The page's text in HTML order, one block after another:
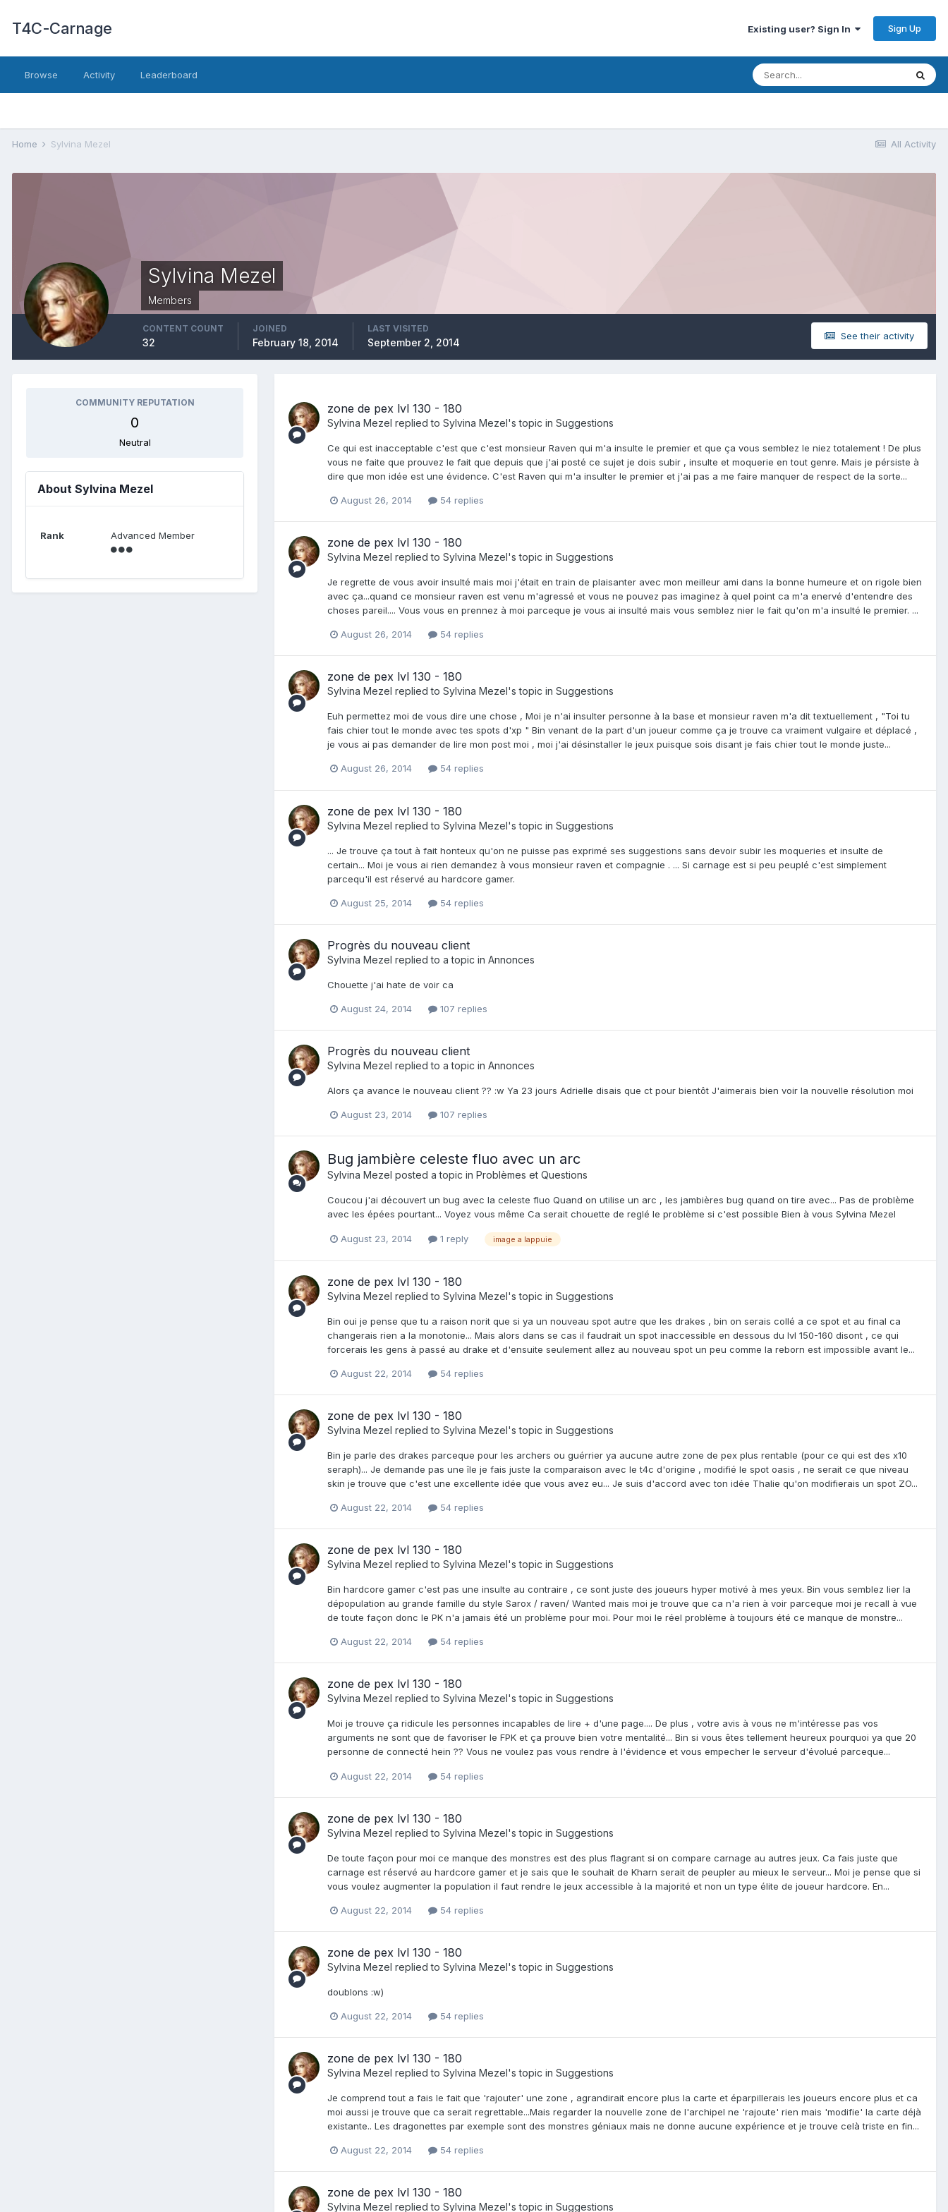
T4C-Carnage Existing user? Sign In Sign Up
Browse Activity Leaderboard
All Activity
Home Sylvina Mezel
Sylvina Mezel
Members
See their activity
CONTENT COUNT
32
JOINED
February 18, 2014
LAST VISITED
September 2, 2014
COMMUNITY REPUTATION
0
Neutral
About Sylvina Mezel
Rank Advanced Member
zone de pex lvl 130 - 180
Sylvina Mezel replied to Sylvina Mezel's topic in Suggestions
Ce qui est inacceptable c'est que c'est monsieur Raven qui m'a insulte le premier et que ça vous semblez le niez totalement ! De plus
vous ne faite que prouvez le fait que depuis que j'ai posté ce sujet je dois subir , insulte et moquerie en tout genre. Mais je pérsiste à
dire que mon idée est une évidence. C'est Raven qui m'a insulter le premier et j'ai pas a me faire manquer de respect de la sorte...
August 26, 2014 54 replies
zone de pex lvl 130 - 180
Sylvina Mezel replied to Sylvina Mezel's topic in Suggestions
Je regrette de vous avoir insulté mais moi j'était en train de plaisanter avec mon meilleur ami dans la bonne humeure et on rigole bien
avec ça...quand ce monsieur raven est venu m'agressé et vous ne pouvez pas imaginez à quel point ca m'a enervé d'entendre des
choses pareil.... Vous vous en prennez à moi parceque je vous ai insulté mais vous semblez nier le fait qu'on m'a insulté le premier. ...
August 26, 2014 54 replies
zone de pex lvl 130 - 180
Sylvina Mezel replied to Sylvina Mezel's topic in Suggestions
Euh permettez moi de vous dire une chose , Moi je n'ai insulter personne à la base et monsieur raven m'a dit textuellement , "Toi tu
fais chier tout le monde avec tes spots d'xp " Bin venant de la part d'un joueur comme ça je trouve ca vraiment vulgaire et déplacé ,
je vous ai pas demander de lire mon post moi , moi j'ai désinstaller le jeux puisque sois disant je fais chier tout le monde juste...
August 26, 2014 54 replies
zone de pex lvl 130 - 180
Sylvina Mezel replied to Sylvina Mezel's topic in Suggestions
... Je trouve ça tout à fait honteux qu'on ne puisse pas exprimé ses suggestions sans devoir subir les moqueries et insulte de
certain... Moi je vous ai rien demandez à vous monsieur raven et compagnie . ... Si carnage est si peu peuplé c'est simplement
parcequ'il est réservé au hardcore gamer.
August 25, 2014 54 replies
Progrès du nouveau client
Sylvina Mezel replied to a topic in Annonces
Chouette j'ai hate de voir ca
August 24, 2014 107 replies
Progrès du nouveau client
Sylvina Mezel replied to a topic in Annonces
Alors ça avance le nouveau client ?? :w Ya 23 jours Adrielle disais que ct pour bientôt J'aimerais bien voir la nouvelle résolution moi
August 23, 2014 107 replies
Bug jambière celeste fluo avec un arc
Sylvina Mezel posted a topic in Problèmes et Questions
Coucou j'ai découvert un bug avec la celeste fluo Quand on utilise un arc , les jambières bug quand on tire avec... Pas de problème
avec les épées pourtant... Voyez vous même Ca serait chouette de reglé le problème si c'est possible Bien à vous Sylvina Mezel
August 23, 2014 1 reply image a lappuie
zone de pex lvl 130 - 180
Sylvina Mezel replied to Sylvina Mezel's topic in Suggestions
Bin oui je pense que tu a raison norit que si ya un nouveau spot autre que les drakes , bin on serais collé a ce spot et au final ca
changerais rien a la monotonie... Mais alors dans se cas il faudrait un spot inaccessible en dessous du lvl 150-160 disont , ce qui
forcerais les gens à passé au drake et d'ensuite seulement allez au nouveau spot un peu comme la reborn est impossible avant le...
August 22, 2014 54 replies
zone de pex lvl 130 - 180
Sylvina Mezel replied to Sylvina Mezel's topic in Suggestions
Bin je parle des drakes parceque pour les archers ou guérrier ya aucune autre zone de pex plus rentable (pour ce qui est des x10
seraph)... Je demande pas une île je fais juste la comparaison avec le t4c d'origine , modifié le spot oasis , ne serait ce que niveau
skin je trouve que c'est une excellente idée que vous avez eu... Je suis d'accord avec ton idée Thalie qu'on modifierais un spot ZO...
August 22, 2014 54 replies
zone de pex lvl 130 - 180
Sylvina Mezel replied to Sylvina Mezel's topic in Suggestions
Bin hardcore gamer c'est pas une insulte au contraire , ce sont juste des joueurs hyper motivé à mes yeux. Bin vous semblez lier la
dépopulation au grande famille du style Sarox / raven/ Wanted mais moi je trouve que ca n'a rien à voir parceque moi je recall à vue
de toute façon donc le PK n'a jamais été un problème pour moi. Pour moi le réel problème à toujours été ce manque de monstre...
August 22, 2014 54 replies
zone de pex lvl 130 - 180
Sylvina Mezel replied to Sylvina Mezel's topic in Suggestions
Moi je trouve ça ridicule les personnes incapables de lire + d'une page.... De plus , votre avis à vous ne m'intéresse pas vos
arguments ne sont que de favoriser le FPK et ça prouve bien votre mentalité... Bin si vous êtes tellement heureux pourquoi ya que 20
personne de connecté hein ?? Vous ne voulez pas vous rendre à l'évidence et vous empecher le serveur d'évolué parceque...
August 22, 2014 54 replies
zone de pex lvl 130 - 180
Sylvina Mezel replied to Sylvina Mezel's topic in Suggestions
De toute façon pour moi ce manque des monstres est des plus flagrant si on compare carnage au autres jeux. Ca fais juste que
carnage est réservé au hardcore gamer et je sais que le souhait de Kharn serait de peupler au mieux le serveur... Moi je pense que si
vous voulez augmenter la population il faut rendre le jeux accessible à la majorité et non un type élite de joueur hardcore. En...
August 22, 2014 54 replies
zone de pex lvl 130 - 180
Sylvina Mezel replied to Sylvina Mezel's topic in Suggestions
doublons :w)
August 22, 2014 54 replies
zone de pex lvl 130 - 180
Sylvina Mezel replied to Sylvina Mezel's topic in Suggestions
Je comprend tout a fais le fait que 'rajouter' une zone , agrandirait encore plus la carte et éparpillerais les joueurs encore plus et ca
moi aussi je trouve que ca serait regrettable...Mais regarder la nouvelle zone de l'archipel ne 'rajoute' rien mais 'modifie' la carte déjà
existante.. Les dragonettes par exemple sont des monstres géniaux mais ne donne aucune expérience et je trouve celà triste en fin...
August 22, 2014 54 replies
zone de pex lvl 130 - 180
Sylvina Mezel replied to Sylvina Mezel's topic in Suggestions